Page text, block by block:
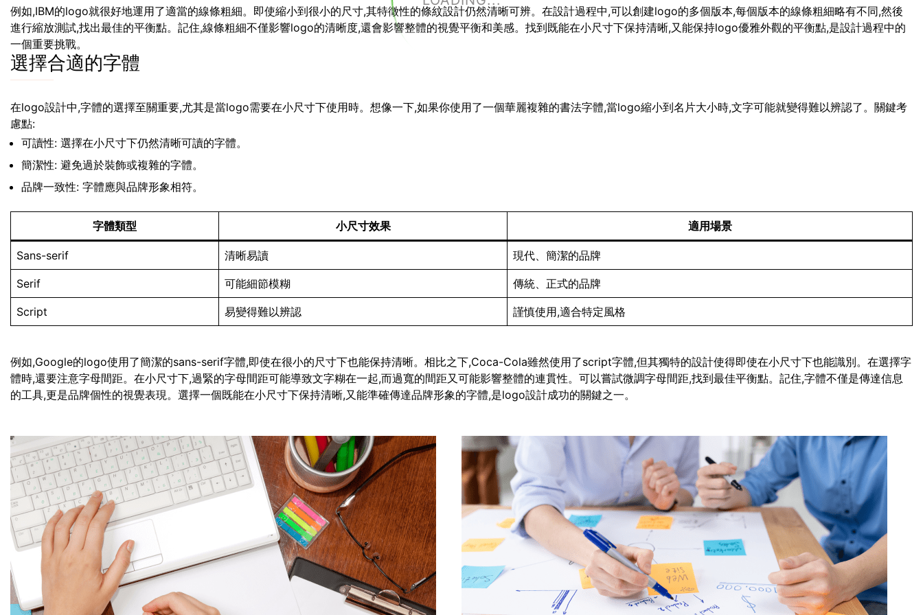
例如,IBM的logo就很好地運用了適當的線條粗細。即使縮小到很小的尺寸,其特徵性的條紋設計仍然清晰可辨。在設計過程中,可以創建logo的多個版本,每個版本的線條粗細略有不同,然後
進行縮放測試,找出最佳的平衡點。記住,線條粗細不僅影響logo的清晰度,還會影響整體的視覺平衡和美感。找到既能在小尺寸下保持清晰,又能保持logo優雅外觀的平衡點,是設計過程中的
一個重要挑戰。
選擇合適的字體
在logo設計中,字體的選擇至關重要,尤其是當logo需要在小尺寸下使用時。想像一下,如果你使用了一個華麗複雜的書法字體,當logo縮小到名片大小時,文字可能就變得難以辨認了。關鍵考
慮點:
可讀性: 選擇在小尺寸下仍然清晰可讀的字體。
簡潔性: 避免過於裝飾或複雜的字體。
品牌一致性: 字體應與品牌形象相符。
字體類型 小尺寸效果 適用場景
Sans-serif 清晰易讀 現代、簡潔的品牌
Serif 可能細節模糊 傳統、正式的品牌
Script 易變得難以辨認 謹慎使用,適合特定風格
例如,Google的logo使用了簡潔的sans-serif字體,即使在很小的尺寸下也能保持清晰。相比之下,Coca-Cola雖然使用了script字體,但其獨特的設計使得即使在小尺寸下也能識別。在選擇字
體時,還要注意字母間距。在小尺寸下,過緊的字母間距可能導致文字糊在一起,而過寬的間距又可能影響整體的連貫性。可以嘗試微調字母間距,找到最佳平衡點。記住,字體不僅是傳達信息
的工具,更是品牌個性的視覺表現。選擇一個既能在小尺寸下保持清晰,又能準確傳達品牌形象的字體,是logo設計成功的關鍵之一。